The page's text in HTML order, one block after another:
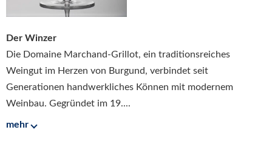
Der Winzer
Die Domaine Marchand-Grillot, ein traditionsreiches
Weingut im Herzen von Burgund, verbindet seit
Generationen handwerkliches Können mit modernem
Weinbau. Gegründet im 19....
mehr